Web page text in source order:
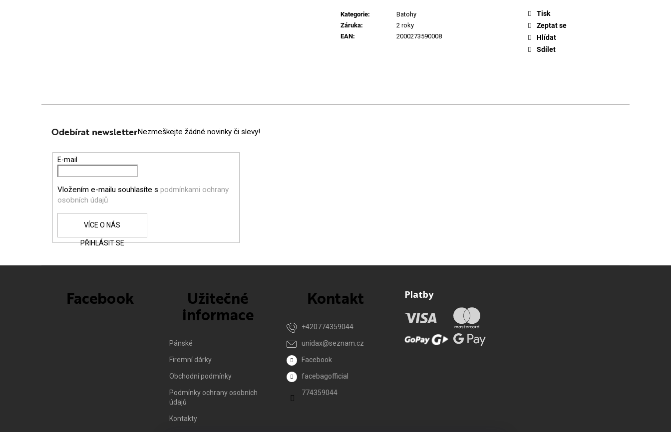
Kategorie:
Batohy
Záruka:
2 roky
EAN: 2000273590008
Tisk
Zeptat se
Hlídat
Sdílet
Odebírat newsletterNezmeškejte žádné novinky či slevy!
E-mail
Vložením e-mailu souhlasíte s podmínkami ochrany
osobních údajů
PŘIHLÁSIT SE
Facebook Užitečné
informace
Pánské
Firemní dárky
Obchodní podmínky
Podmínky ochrany osobních
údajů
Kontakty
Kontakt
unidax@seznam.cz
+420774359044
Facebook
facebagofficial
774359044
Platby